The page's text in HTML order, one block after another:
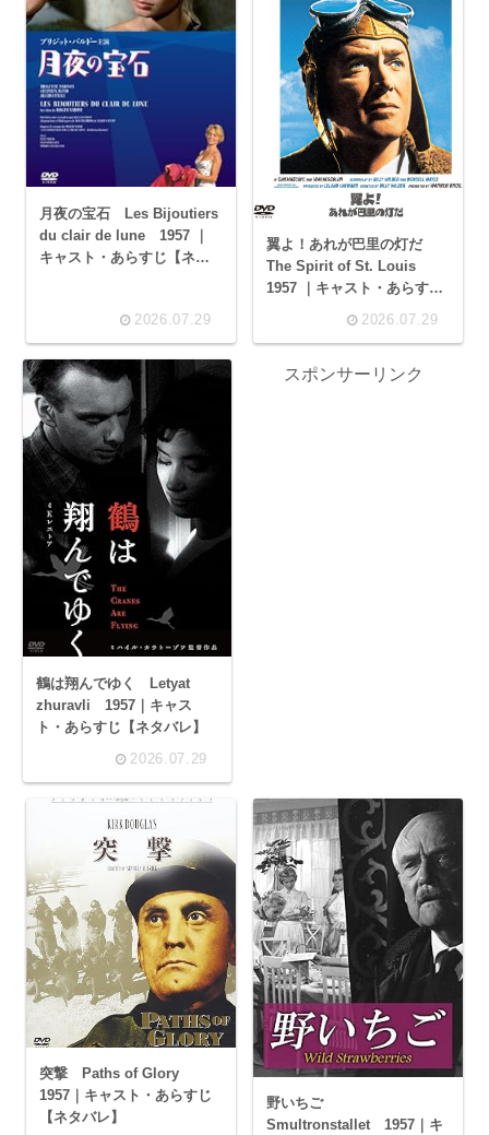
月夜の宝石 Les Bijoutiers
du clair de lune 1957 ｜
キャスト・あらすじ【ネタ
2026.07.29
翼よ！あれが巴里の灯だ
The Spirit of St. Louis
1957 ｜キャスト・あらすじ
2026.07.29
鶴は翔んでゆく Letyat
zhuravli 1957｜キャス
ト・あらすじ【ネタバレ】
2026.07.29
スポンサーリンク
突撃 Paths of Glory
1957｜キャスト・あらすじ
【ネタバレ】
野いちご
Smultronstallet 1957｜キ